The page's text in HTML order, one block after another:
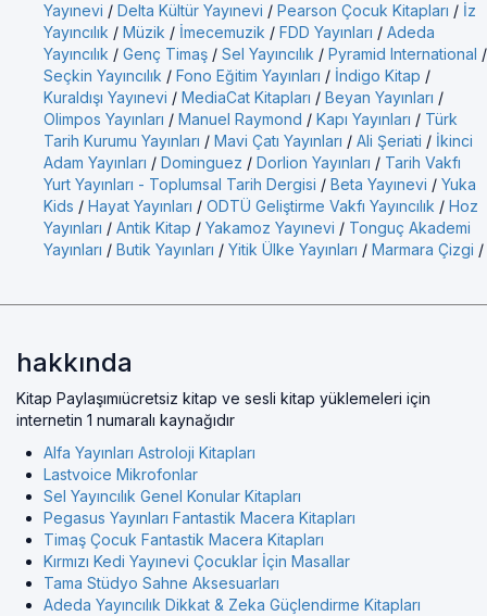
Yayınevi / Delta Kültür Yayınevi / Pearson Çocuk Kitapları / İz
Yayıncılık / Müzik / İmecemuzik / FDD Yayınları / Adeda
Yayıncılık / Genç Timaş / Sel Yayıncılık / Pyramid International /
Seçkin Yayıncılık / Fono Eğitim Yayınları / İndigo Kitap /
Kuraldışı Yayınevi / MediaCat Kitapları / Beyan Yayınları /
Olimpos Yayınları / Manuel Raymond / Kapı Yayınları / Türk
Tarih Kurumu Yayınları / Mavi Çatı Yayınları / Ali Şeriati / İkinci
Adam Yayınları / Dominguez / Dorlion Yayınları / Tarih Vakfı
Yurt Yayınları - Toplumsal Tarih Dergisi / Beta Yayınevi / Yuka
Kids / Hayat Yayınları / ODTÜ Geliştirme Vakfı Yayıncılık / Hoz
Yayınları / Antik Kitap / Yakamoz Yayınevi / Tonguç Akademi
Yayınları / Butik Yayınları / Yitik Ülke Yayınları / Marmara Çizgi /
hakkında
Kitap Paylaşımıücretsiz kitap ve sesli kitap yüklemeleri için
internetin 1 numaralı kaynağıdır
Alfa Yayınları Astroloji Kitapları
Lastvoice Mikrofonlar
Sel Yayıncılık Genel Konular Kitapları
Pegasus Yayınları Fantastik Macera Kitapları
Timaş Çocuk Fantastik Macera Kitapları
Kırmızı Kedi Yayınevi Çocuklar İçin Masallar
Tama Stüdyo Sahne Aksesuarları
Adeda Yayıncılık Dikkat & Zeka Güçlendirme Kitapları